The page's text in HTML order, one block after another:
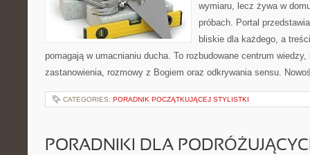
wymiaru, lecz żywa w
próbach. Portal
bliskie dla każdego, a
pomagają w umacnianiu ducha. To rozbudowane centrum
zastanowienia, rozmowy z Bogiem oraz odkrywania sensu.
CATEGORIES: PORADNIK POCZĄTKUJĄCEJ STYLISTKI
PORADNIKI DLA